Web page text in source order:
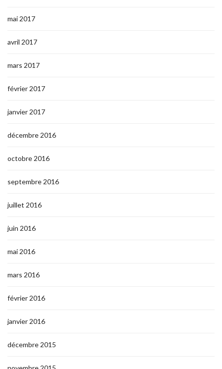
mai 2017
avril 2017
mars 2017
février 2017
janvier 2017
décembre 2016
octobre 2016
septembre 2016
juillet 2016
juin 2016
mai 2016
mars 2016
février 2016
janvier 2016
décembre 2015